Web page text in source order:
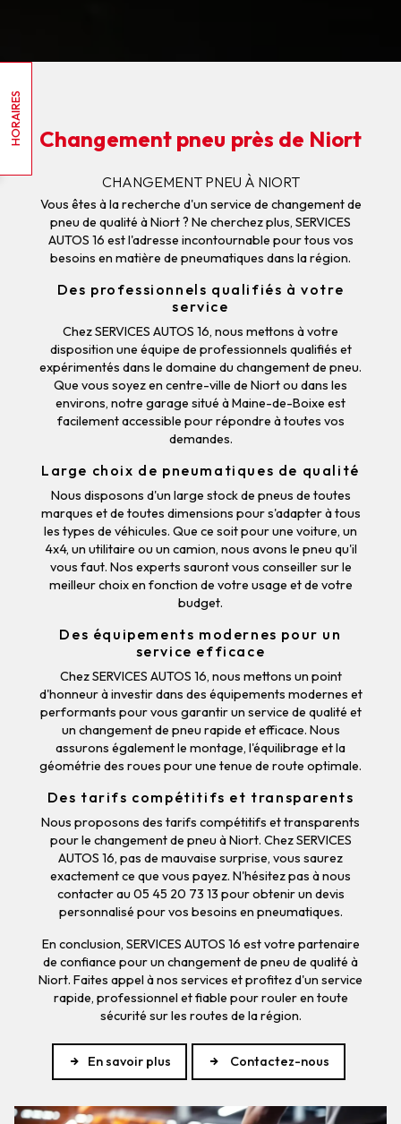
HORAIRES Changement pneu près de Niort
CHANGEMENT PNEU À NIORT
Vous êtes à la recherche d'un service de changement de
pneu de qualité à Niort ? Ne cherchez plus, SERVICES
AUTOS 16 est l'adresse incontournable pour tous vos
besoins en matière de pneumatiques dans la région.
Des professionnels qualifiés à votre
service
Chez SERVICES AUTOS 16, nous mettons à votre
disposition une équipe de professionnels qualifiés et
expérimentés dans le domaine du changement de pneu.
Que vous soyez en centre-ville de Niort ou dans les
environs, notre garage situé à Maine-de-Boixe est
facilement accessible pour répondre à toutes vos
demandes.
Large choix de pneumatiques de qualité
Nous disposons d'un large stock de pneus de toutes
marques et de toutes dimensions pour s'adapter à tous
les types de véhicules. Que ce soit pour une voiture, un
4x4, un utilitaire ou un camion, nous avons le pneu qu'il
vous faut. Nos experts sauront vous conseiller sur le
meilleur choix en fonction de votre usage et de votre
budget.
Des équipements modernes pour un
service efficace
Chez SERVICES AUTOS 16, nous mettons un point
d'honneur à investir dans des équipements modernes et
performants pour vous garantir un service de qualité et
un changement de pneu rapide et efficace. Nous
assurons également le montage, l'équilibrage et la
géométrie des roues pour une tenue de route optimale.
Des tarifs compétitifs et transparents
Nous proposons des tarifs compétitifs et transparents
pour le changement de pneu à Niort. Chez SERVICES
AUTOS 16, pas de mauvaise surprise, vous saurez
exactement ce que vous payez. N'hésitez pas à nous
contacter au 05 45 20 73 13 pour obtenir un devis
personnalisé pour vos besoins en pneumatiques.
En conclusion, SERVICES AUTOS 16 est votre partenaire
de confiance pour un changement de pneu de qualité à
Niort. Faites appel à nos services et profitez d'un service
rapide, professionnel et fiable pour rouler en toute
sécurité sur les routes de la région.
En savoir plus Contactez-nous